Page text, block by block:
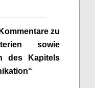
zu
sowie
des Kapitels